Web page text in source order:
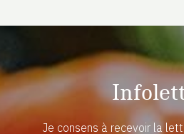
Je consens à recevoir la